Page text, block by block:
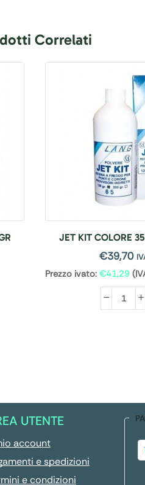
Correlati
JET KIT COLORE
€39,70
Prezzo ivato: €41,29
UTENTE
account
e spedizioni
e condizioni